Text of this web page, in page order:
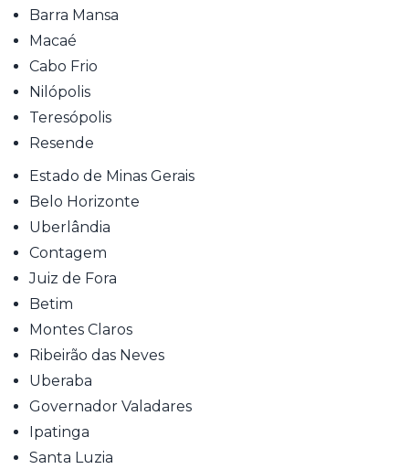
Barra Mansa
Macaé
Cabo Frio
Nilópolis
Teresópolis
Resende
Estado de Minas Gerais
Belo Horizonte
Uberlândia
Contagem
Juiz de Fora
Betim
Montes Claros
Ribeirão das Neves
Uberaba
Governador Valadares
Ipatinga
Santa Luzia